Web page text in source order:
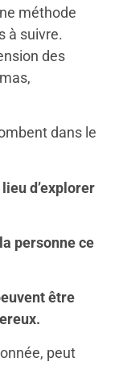
méthode
à suivre.
des
dans le
d’explorer
personne ce
être
peut